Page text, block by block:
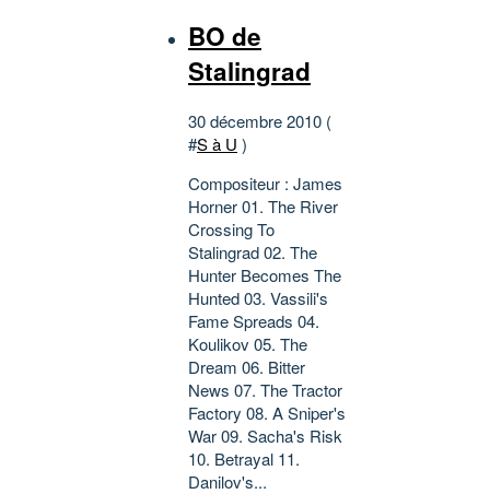
BO de
Stalingrad
30 décembre 2010 (
#S à U )
Compositeur : James
Horner 01. The River
Crossing To
Stalingrad 02. The
Hunter Becomes The
Hunted 03. Vassili's
Fame Spreads 04.
Koulikov 05. The
Dream 06. Bitter
News 07. The Tractor
Factory 08. A Sniper's
War 09. Sacha's Risk
10. Betrayal 11.
Danilov's...